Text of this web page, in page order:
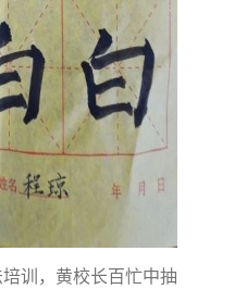
训，黄校长百忙中抽